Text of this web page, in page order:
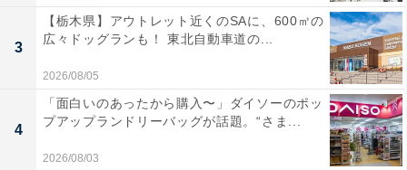
3
【栃木県】アウトレット近くのSAに、600㎡の
広々ドッグランも！ 東北自動車道の...
2026/08/05
4
「面白いのあったから購入〜」ダイソーのポッ
プアップランドリーバッグが話題。“さま...
2026/08/03